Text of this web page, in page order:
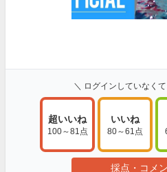
＼ ログインしていなく
超いいね
100～81点
いいね
80～61点
採点・コメ